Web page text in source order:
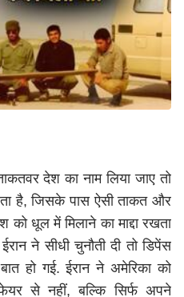
देश का नाम लिया जाए तो
है, जिसके पास ऐसी ताकत और
को धूल में मिलाने का माद्दा रखता
ने सीधी चुनौती दी तो डिपेंस
हो गई. ईरान ने अमेरिका को
से नहीं, बल्कि सिर्फ अपने